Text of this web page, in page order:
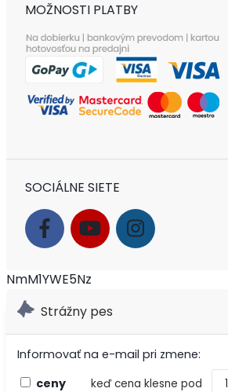
MOŽNOSTI PLATBY
SOCIÁLNE SIETE
NmM1YWE5Nz
Strážny pes
Informovať na e-mail pri zmene:
ceny
keď cena klesne pod